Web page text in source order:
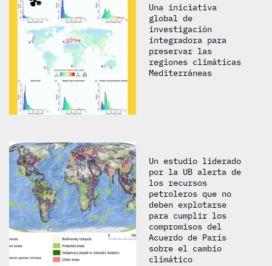
Una iniciativa
global de
investigación
integradora para
preservar las
regiones climáticas
Mediterráneas
Un estudio liderado
por la UB alerta de
los recursos
petroleros que no
deben explotarse
para cumplir los
compromisos del
Acuerdo de París
sobre el cambio
climático